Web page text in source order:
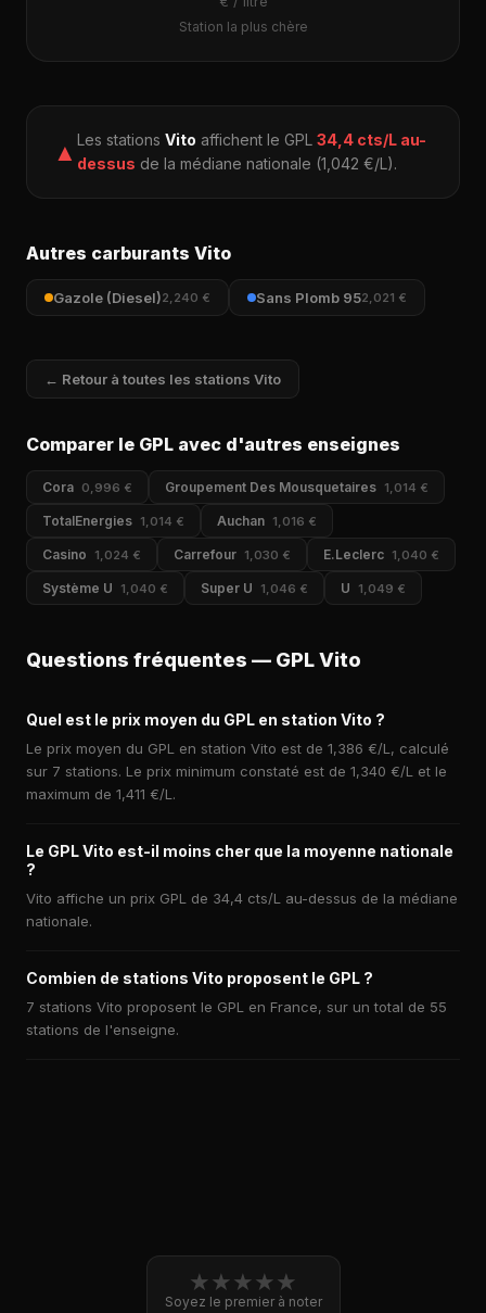
Station la plus chère
▲ Les stations Vito affichent le GPL 34,4 cts/L au-
dessus de la médiane nationale (1,042 €/L).
Autres carburants Vito
Gazole (Diesel)2,240 € Sans Plomb 952,021 €
← Retour à toutes les stations Vito
Comparer le GPL avec d'autres enseignes
Cora 0,996 € Groupement Des Mousquetaires 1,014 €
TotalEnergies 1,014 € Auchan 1,016 €
Casino 1,024 € Carrefour 1,030 € E.Leclerc 1,040 €
Système U 1,040 € Super U 1,046 € U 1,049 €
Questions fréquentes — GPL Vito
Quel est le prix moyen du GPL en station Vito ?
Le prix moyen du GPL en station Vito est de 1,386 €/L, calculé
sur 7 stations. Le prix minimum constaté est de 1,340 €/L et le
maximum de 1,411 €/L.
Le GPL Vito est-il moins cher que la moyenne nationale
?
Vito affiche un prix GPL de 34,4 cts/L au-dessus de la médiane
nationale.
Combien de stations Vito proposent le GPL ?
7 stations Vito proposent le GPL en France, sur un total de 55
stations de l'enseigne.
★★★★★
Soyez le premier à noter